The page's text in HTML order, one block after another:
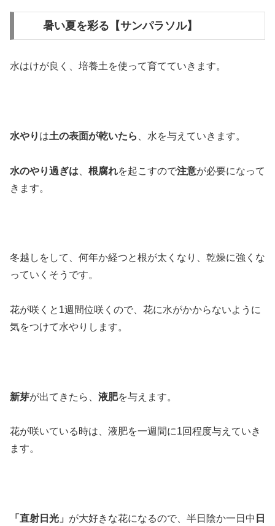
暑い夏を彩る【サンパラソル】
水はけが良く、培養土を使って育てていきます。
水やり は土の表面が乾いたら 、水を与えていきます。
水のやり過ぎは 根腐れを起こすので注意が必要になって
きます。
冬越しをして、何年か経つと根が太くなり、乾燥に強くな
っていくそうです。
花が咲くと1週間位咲くので、花に水がかからないように
気をつけて水やりします。
新芽が出てきたら、 液肥を与えます。
花が咲いている時は、液肥を一週間に1回程度与えていき
ます。
「直射日光」 が大好きな花になるので、半日陰か一日中 日